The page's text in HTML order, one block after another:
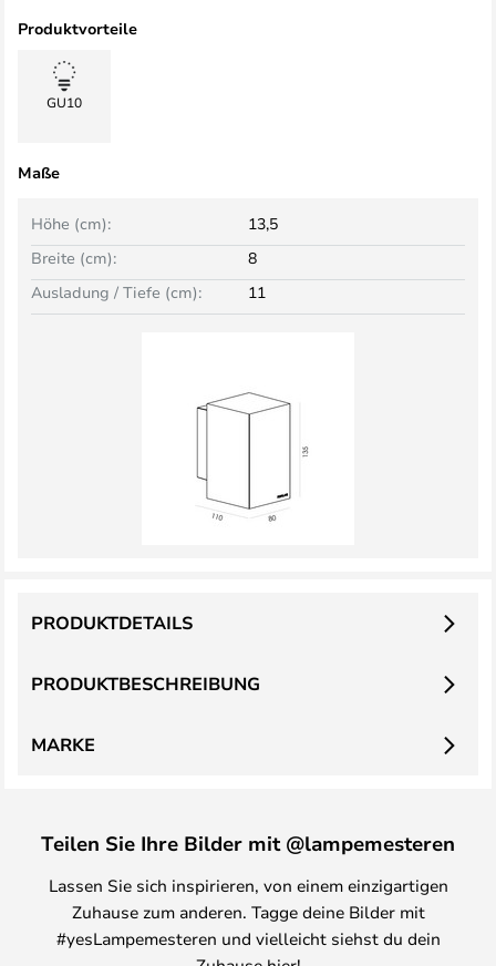
Produktvorteile
GU10
Maße
Breite (cm): 8
Höhe (cm): 13,5
Ausladung / Tiefe (cm): 11
PRODUKTBESCHREIBUNG
PRODUKTDETAILS
MARKE
Teilen Sie Ihre Bilder mit @lampemesteren
Lassen Sie sich inspirieren, von einem einzigartigen
Zuhause zum anderen. Tagge deine Bilder mit
#yesLampemesteren und vielleicht siehst du dein